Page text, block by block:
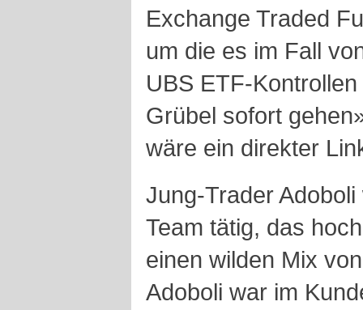
Exchange Traded
um die es im Fall
UBS ETF-
Grübel sofort
wäre ein direkter
Jung-Trader
Team tätig, das
einen wilden Mix
Adoboli war im